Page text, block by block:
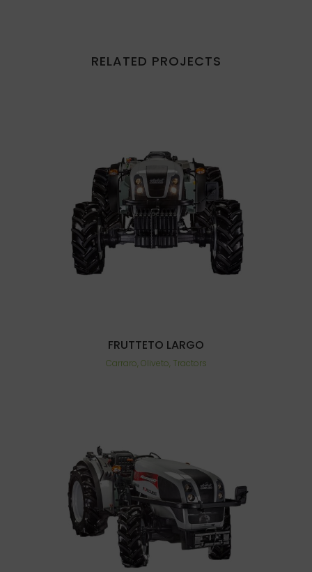
RELATED PROJECTS
FRUTTETO LARGO
Carraro, Oliveto, Tractors